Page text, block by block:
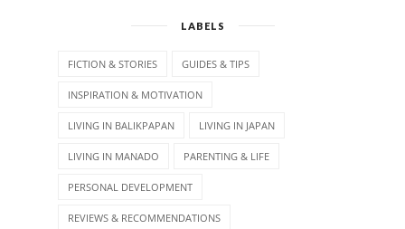
LABELS
FICTION & STORIES GUIDES & TIPS
INSPIRATION & MOTIVATION
LIVING IN BALIKPAPAN LIVING IN JAPAN
LIVING IN MANADO PARENTING & LIFE
PERSONAL DEVELOPMENT
REVIEWS & RECOMMENDATIONS